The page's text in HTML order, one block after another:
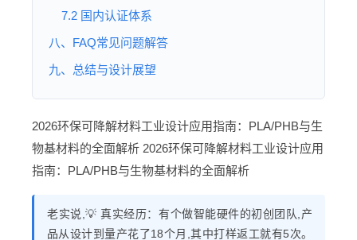
7.2 国内认证体系
八、FAQ常见问题解答
九、总结与设计展望
2026环保可降解材料工业设计应用指南：PLA/PHB与生
物基材料的全面解析 2026环保可降解材料工业设计应用
指南：PLA/PHB与生物基材料的全面解析
老实说,💡 真实经历：有个做智能硬件的初创团队,产
品从设计到量产花了18个月,其中打样返工就有5次。